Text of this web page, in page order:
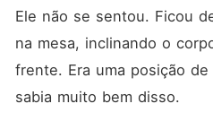
Ele não se sentou. Ficou
na mesa, inclinando o
frente. Era uma posição
sabia muito bem disso.